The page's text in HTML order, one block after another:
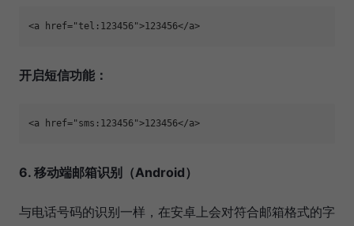
<a href="tel:123456">123456</a>
开启短信功能：
<a href="sms:123456">123456</a>
6. 移动端邮箱识别（Android）
与电话号码的识别一样，在安卓上会对符合邮箱格式的字